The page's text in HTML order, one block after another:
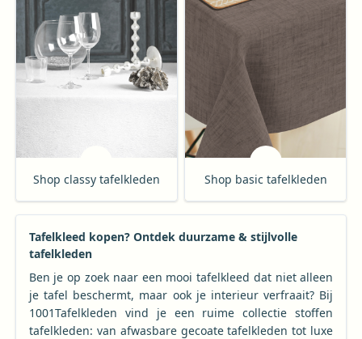
Shop classy tafelkleden Shop basic tafelkleden
Tafelkleed kopen? Ontdek duurzame & stijlvolle
tafelkleden
Ben je op zoek naar een mooi tafelkleed dat niet alleen
je tafel beschermt, maar ook je interieur verfraait? Bij
1001Tafelkleden vind je een ruime collectie stoffen
tafelkleden: van afwasbare gecoate tafelkleden tot luxe